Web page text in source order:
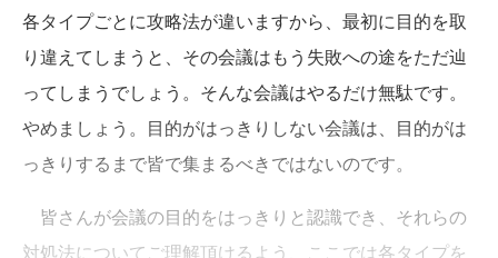
各タイプごとに攻略法が違いますから、最初に目的を取
り違えてしまうと、その会議はもう失敗への途をただ辿
ってしまうでしょう。そんな会議はやるだけ無駄です。
やめましょう。目的がはっきりしない会議は、目的がは
っきりするまで皆で集まるべきではないのです。
皆さんが会議の目的をはっきりと認識でき、それらの
対処法についてご理解頂けるよう、ここでは各タイプを